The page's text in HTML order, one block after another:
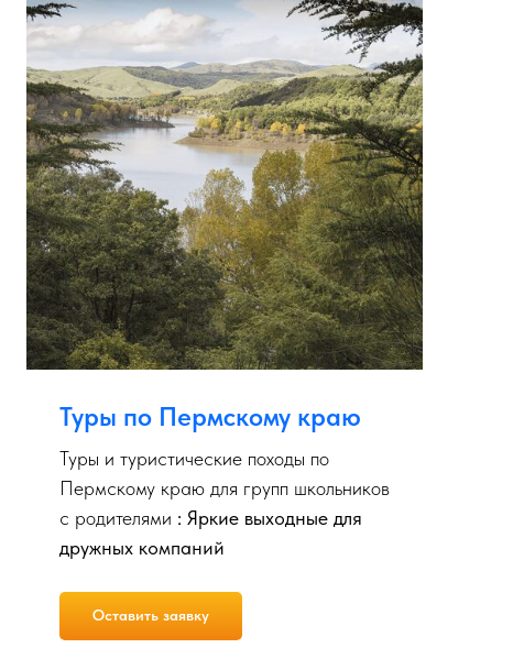
Туры по Пермскому краю
Туры и туристические походы по
Пермскому краю для групп школьников
с родителями : Яркие выходные для
дружных компаний
Оставить заявку